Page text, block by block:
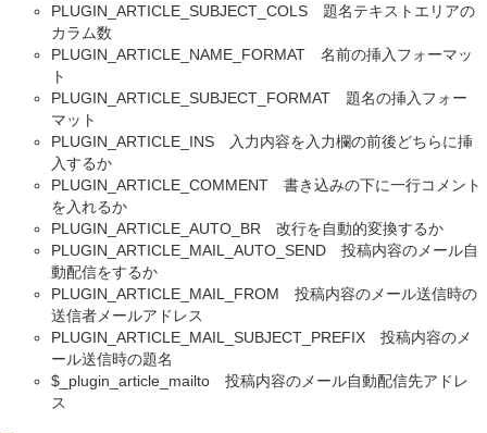
PLUGIN_ARTICLE_SUBJECT_COLS 題名テキストエリアの
カラム数
PLUGIN_ARTICLE_NAME_FORMAT 名前の挿入フォーマッ
ト
PLUGIN_ARTICLE_SUBJECT_FORMAT 題名の挿入フォー
マット
PLUGIN_ARTICLE_INS 入力内容を入力欄の前後どちらに挿
入するか
PLUGIN_ARTICLE_COMMENT 書き込みの下に一行コメント
を入れるか
PLUGIN_ARTICLE_AUTO_BR 改行を自動的変換するか
PLUGIN_ARTICLE_MAIL_AUTO_SEND 投稿内容のメール自
動配信をするか
PLUGIN_ARTICLE_MAIL_FROM 投稿内容のメール送信時の
送信者メールアドレス
PLUGIN_ARTICLE_MAIL_SUBJECT_PREFIX 投稿内容のメ
ール送信時の題名
$_plugin_article_mailto 投稿内容のメール自動配信先アドレ
ス